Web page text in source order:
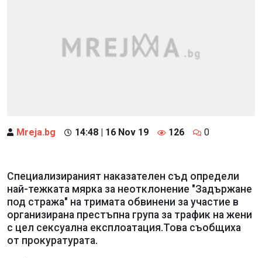
Mreja.bg 14:48 | 16 Nov 19 126 0
Специализираният наказателен съд определи
най-тежката мярка за неотклонение "Задържане
под стража" на тримата обвинени за участие в
организирана престъпна група за трафик на жени
с цел сексуална експлоатация.Това съобщиха
от прокуратурата.